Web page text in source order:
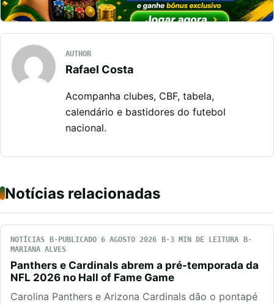
AUTHOR
Rafael Costa
Acompanha clubes, CBF, tabela,
calendário e bastidores do futebol
nacional.
Notícias relacionadas
NOTÍCIAS PUBLICADO 6 AGOSTO 2026
3 MIN DE LEITURA
MARIANA ALVES
Panthers e Cardinals abrem a pré-temporada da
NFL 2026 no Hall of Fame Game
Carolina Panthers e Arizona Cardinals dão o pontapé